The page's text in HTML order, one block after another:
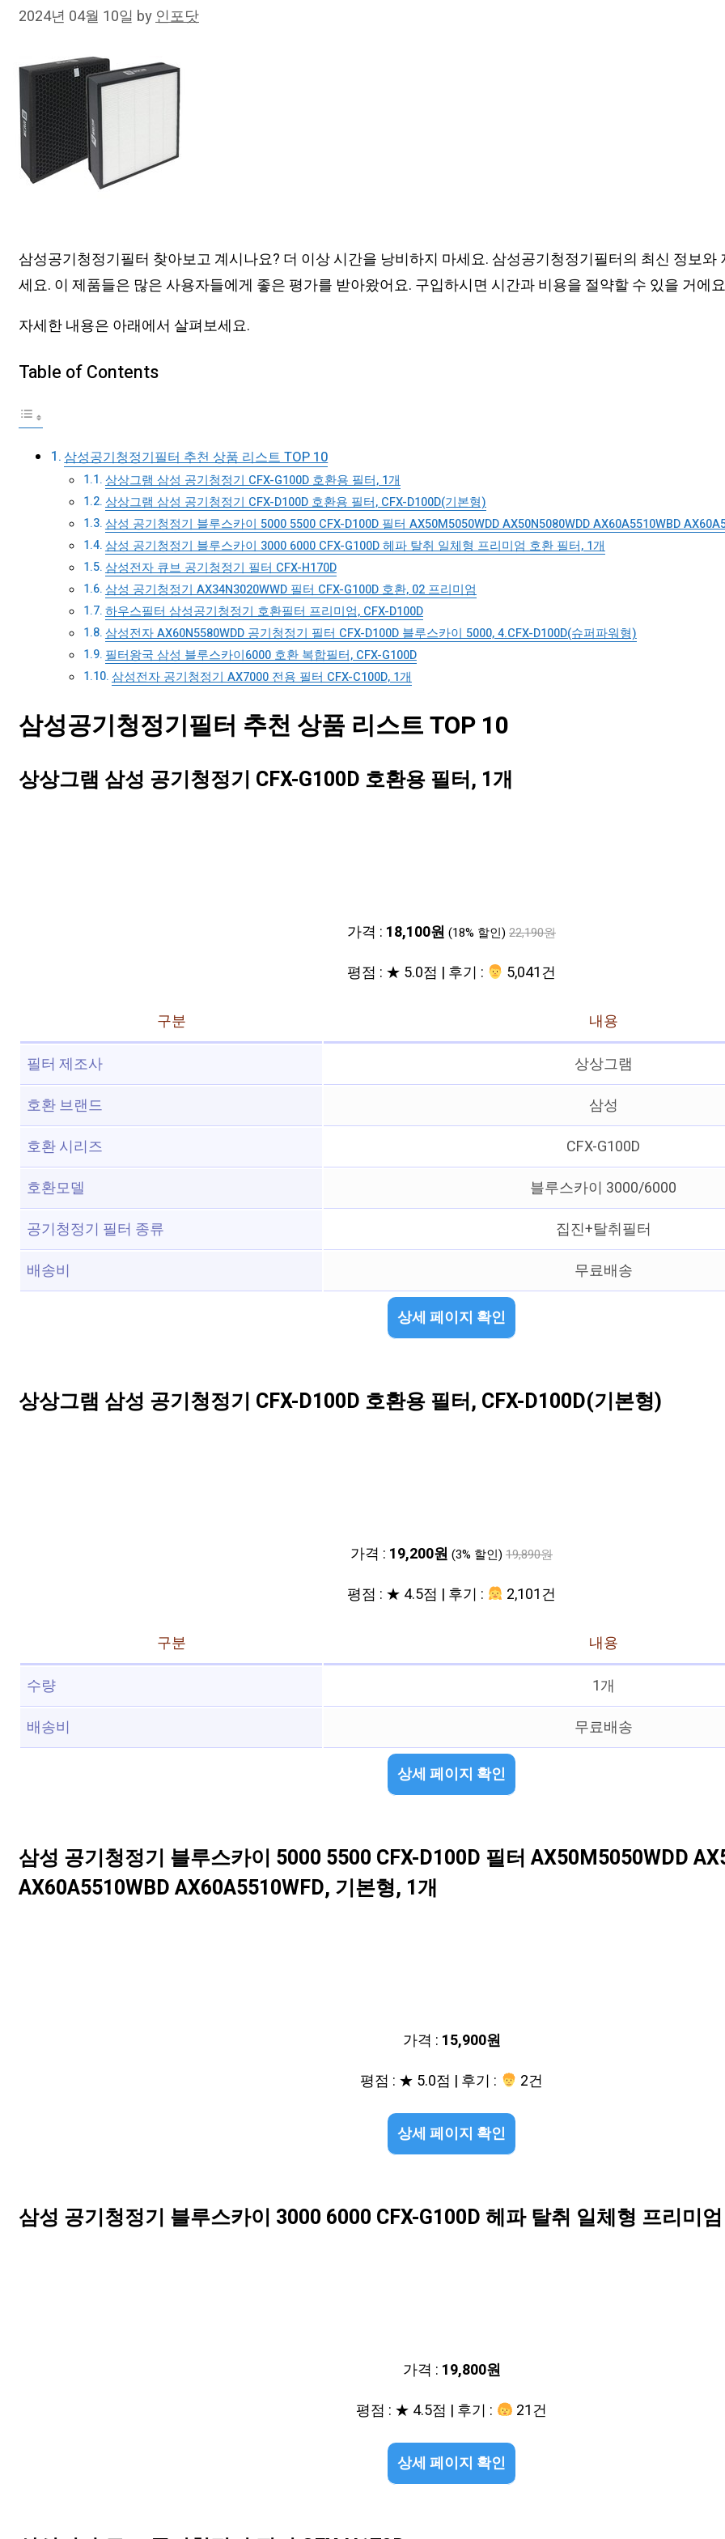
2024년 04월 10일 by인포닷
삼성공기청정기필터 찾아보고 계시나요? 더 이상 시간을 낭비하지 마세요. 삼성공기청정기필터의 최신 정보와
세요. 이 제품들은 많은 사용자들에게 좋은 평가를 받아왔어요. 구입하시면 시간과 비용을 절약할 수 있을 거에
자세한 내용은 아래에서 살펴보세요.
Table of Contents
삼성공기청정기필터 추천 상품 리스트 TOP 10
상상그램 삼성 공기청정기 CFX-G100D 호환용 필터, 1개
상상그램 삼성 공기청정기 CFX-D100D 호환용 필터, CFX-D100D(기본형)
삼성 공기청정기 블루스카이 5000 5500 CFX-D100D 필터 AX50M5050WDD AX50N5080WDD AX60A5510WBD
삼성 공기청정기 블루스카이 3000 6000 CFX-G100D 헤파 탈취 일체형 프리미엄 호환 필터, 1개
삼성전자 큐브 공기청정기 필터 CFX-H170D
삼성 공기청정기 AX34N3020WWD 필터 CFX-G100D 호환, 02 프리미엄
하우스필터 삼성공기청정기 호환필터 프리미엄, CFX-D100D
삼성전자 AX60N5580WDD 공기청정기 필터 CFX-D100D 블루스카이 5000, 4.CFX-D100D(슈퍼파워형)
필터왕국 삼성 블루스카이6000 호환 복합필터, CFX-G100D
삼성전자 공기청정기 AX7000 전용 필터 CFX-C100D, 1개
삼성공기청정기필터 추천 상품 리스트 TOP 10
상상그램 삼성 공기청정기 CFX-G100D 호환용 필터, 1개
가격 : 18,100원 (18% 할인) 22,190원
평점 : ★ 5.0점 | 후기 : ‍‍ 5,041건
구분
내용
필터 제조사
상상그램
호환 브랜드
삼성
호환 시리즈
CFX-G100D
호환모델
블루스카이 3000/6000
공기청정기 필터 종류
집진+탈취필터
배송비
무료배송
상세 페이지 확인
상상그램 삼성 공기청정기 CFX-D100D 호환용 필터, CFX-D100D(기본형)
가격 : 19,200원 (3% 할인) 19,890원
평점 : ★ 4.5점 | 후기 : 2,101건
구분
내용
수량
1개
배송비
무료배송
상세 페이지 확인
삼성 공기청정기 블루스카이 5000 5500 CFX-D100D 필터 AX50M5050WDD
AX60A5510WBD AX60A5510WFD, 기본형, 1개
가격 : 15,900원
평점 : ★ 5.0점 | 후기 :
2건
상세 페이지 확인
삼성 공기청정기 블루스카이 3000 6000 CFX-G100D 헤파 탈취 일체형 프리미
가격 : 19,800원
평점 : ★ 4.5점 | 후기 :
21건
상세 페이지 확인